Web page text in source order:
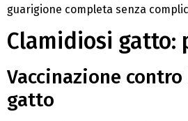
guarigione completa senza
Clamidiosi gatto:
Vaccinazione
gatto